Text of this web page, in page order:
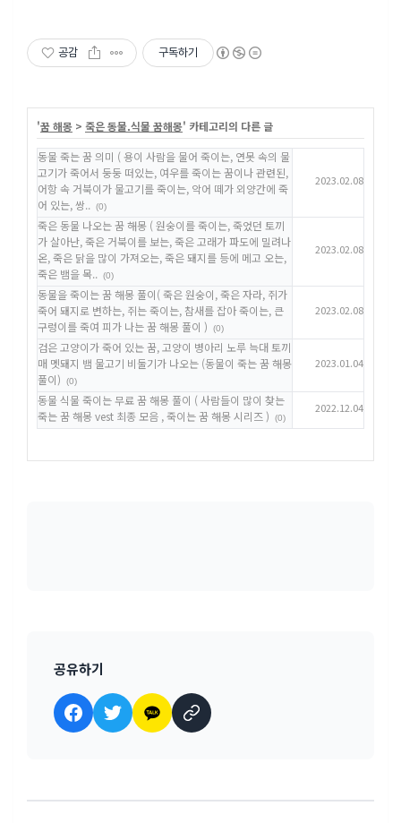
공감 구독하기
'꿈 해몽 > 죽은 동물.식물 꿈해몽' 카테고리의 다른 글
동물 죽는 꿈 의미 ( 용이 사람을 물어 죽이는, 연못 속의 물
고기가 죽어서 둥둥 떠있는, 여우를 죽이는 꿈이나 관련된,
어항 속 거북이가 물고기를 죽이는, 악어 떼가 외양간에 죽
어 있는, 쌍..
(0)
2023.02.08
죽은 동물 나오는 꿈 해몽 ( 원숭이를 죽이는, 죽었던 토끼
가 살아난, 죽은 거북이를 보는, 죽은 고래가 파도에 밀려나
온, 죽은 닭을 많이 가져오는, 죽은 돼지를 등에 메고 오는,
죽은 뱀을 목..
(0)
2023.02.08
동물을 죽이는 꿈 해몽 풀이( 죽은 원숭이, 죽은 자라, 쥐가
죽어 돼지로 변하는, 쥐는 죽이는, 참새를 잡아 죽이는, 큰
구렁이를 죽여 피가 나는 꿈 해몽 풀이 )
(0)
2023.02.08
검은 고양이가 죽어 있는 꿈, 고양이 병아리 노루 늑대 토끼
매 멧돼지 뱀 물고기 비둘기가 나오는 (동물이 죽는 꿈 해몽
풀이)
(0)
2023.01.04
동물 식물 죽이는 무료 꿈 해몽 풀이 ( 사람들이 많이 찾는
죽는 꿈 해몽 vest 최종 모음 , 죽이는 꿈 해몽 시리즈 )
(0)
2022.12.04
공유하기